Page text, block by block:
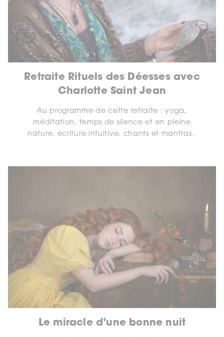
Retraite Rituels des Déesses avec
Charlotte Saint Jean
Au programme de cette retraite : yoga,
méditation, temps de silence et en pleine
nature, écriture intuitive, chants et mantras.
Le miracle d’une bonne nuit